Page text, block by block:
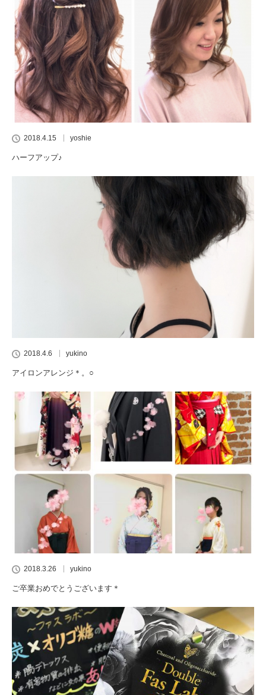
2018.4.15 yoshie
ハーフアップ♪
2018.4.6 yukino
アイロンアレンジ＊。○
2018.3.26 yukino
ご卒業おめでとうございます＊